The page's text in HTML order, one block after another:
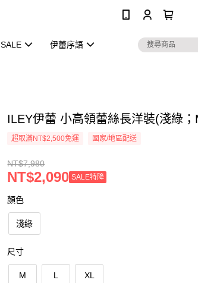
SALE 伊蕾序語
ILEY伊蕾 小高領蕾絲長洋裝(淺綠；
超取滿NT$2,500免運 國家/地區配送
NT$7,980
NT$2,090 SALE特降
顏色
淺綠
尺寸
M L XL